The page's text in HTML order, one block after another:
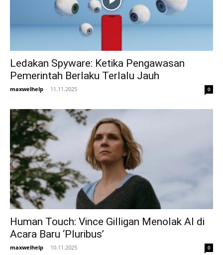
Ledakan Spyware: Ketika Pengawasan
Pemerintah Berlaku Terlalu Jauh
maxwelhelp - 11.11.2025 0
Human Touch: Vince Gilligan Menolak AI di
Acara Baru ‘Pluribus’
maxwelhelp - 10.11.2025 0